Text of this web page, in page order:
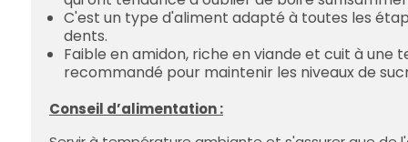
C'est un type d'aliment adapté à toutes les
dents.
Faible en amidon, riche en viande et cuit à
recommandé pour maintenir les niveaux de
Conseil d’alimentation :